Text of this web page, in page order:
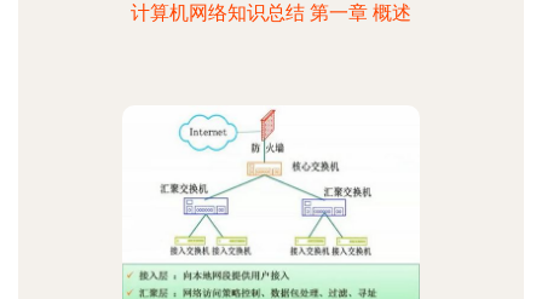
计算机网络知识总结 第一章 概述